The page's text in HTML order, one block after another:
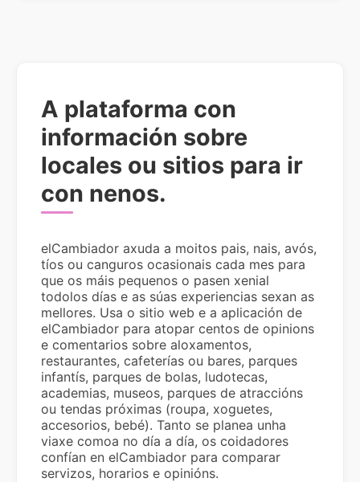
A plataforma con
información sobre
locales ou sitios para ir
con nenos.
elCambiador axuda a moitos pais, nais, avós,
tíos ou canguros ocasionais cada mes para
que os máis pequenos o pasen xenial
todolos días e as súas experiencias sexan as
mellores. Usa o sitio web e a aplicación de
elCambiador para atopar centos de opinions
e comentarios sobre aloxamentos,
restaurantes, cafeterías ou bares, parques
infantís, parques de bolas, ludotecas,
academias, museos, parques de atraccións
ou tendas próximas (roupa, xoguetes,
accesorios, bebé). Tanto se planea unha
viaxe comoa no día a día, os coidadores
confían en elCambiador para comparar
servizos, horarios e opinións.